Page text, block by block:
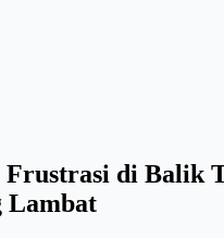
di Balik
Lambat